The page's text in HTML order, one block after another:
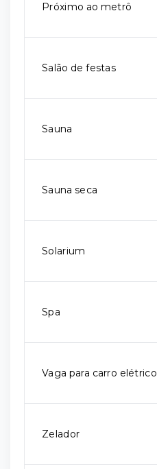
Próximo ao metrô
Salão de festas
Sauna
Sauna seca
Solarium
Spa
Vaga para carro elétrico
Zelador